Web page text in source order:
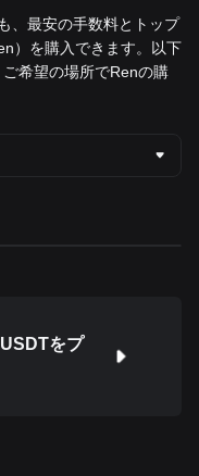
、最安の手数料とトップ
）を購入できます。以下
希望の場所でRenの購
をプ